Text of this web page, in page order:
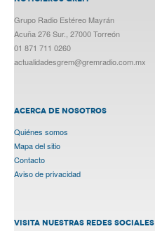
Grupo Radio Estéreo Mayrán
Acuña 276 Sur., 27000 Torreón
01 871 711 0260
actualidadesgrem@gremradio.com.mx
ACERCA DE NOSOTROS
Quiénes somos
Mapa del sitio
Contacto
Aviso de privacidad
VISITA NUESTRAS REDES SOCIALES